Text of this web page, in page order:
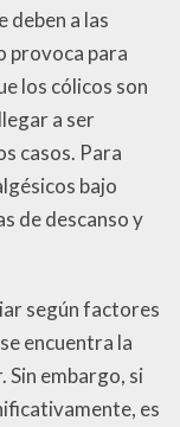
deben a las
provoca para
los cólicos son
a ser
casos. Para
bajo
de descanso y
según factores
encuentra la
Sin embargo, si
es